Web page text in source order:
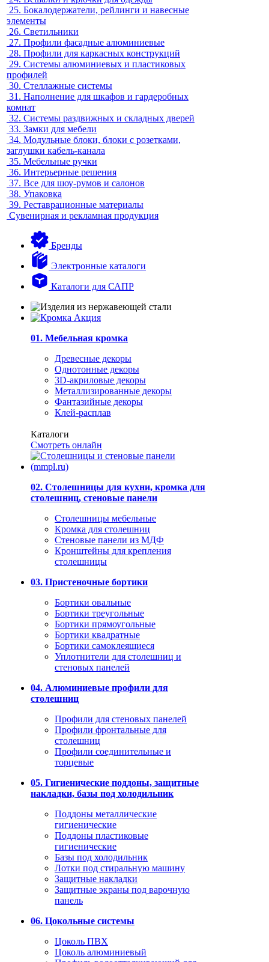
25. Бокалодержатели, рейлинги и навесные
элементы
26. Светильники
27. Профили фасадные алюминиевые
28. Профили для каркасных конструкций
29. Системы алюминиевых и пластиковых
профилей
30. Стеллажные системы
31. Наполнение для шкафов и гардеробных
комнат
32. Системы раздвижных и складных дверей
33. Замки для мебели
34. Модульные блоки, блоки с розетками,
заглушки кабель-канала
35. Мебельные ручки
36. Интерьерные решения
37. Все для шоу-румов и салонов
38. Упаковка
39. Реставрационные материалы
Сувенирная и рекламная продукция
Бренды
Электронные каталоги
Каталоги для САПР
01. Мебельная кромка
Древесные декоры
Однотонные декоры
3D-акриловые декоры
Металлизированные декоры
Фантазийные декоры
Клей-расплав
Каталоги
Смотреть онлайн
02. Столешницы для кухни, кромка для
столешниц, стеновые панели
Столешницы мебельные
Кромка для столешниц
Стеновые панели из МДФ
Кронштейны для крепления
столешницы
03. Пристеночные бортики
Бортики овальные
Бортики треугольные
Бортики прямоугольные
Бортики квадратные
Бортики самоклеящиеся
Уплотнители для столешниц и
стеновых панелей
04. Алюминиевые профили для
столешниц
Профили для стеновых панелей
Профили фронтальные для
столешниц
Профили соединительные и
торцевые
05. Гигиенические поддоны, защитные
накладки, базы под холодильник
Поддоны металлические
гигиенические
Поддоны пластиковые
гигиенические
Базы под холодильник
Лотки под стиральную машину
Защитные накладки
Защитные экраны под варочную
панель
06. Цокольные системы
Цоколь ПВХ
Цоколь алюминиевый